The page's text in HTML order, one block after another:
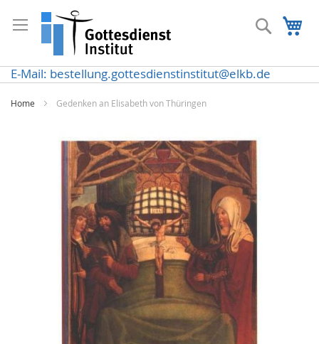
zum
Inhalt
Suche
E-Mail: bestellung.gottesdienstinstitut@elkb.de
Home Gedenken an Elisabeth von Thüringen
Bildergalerie